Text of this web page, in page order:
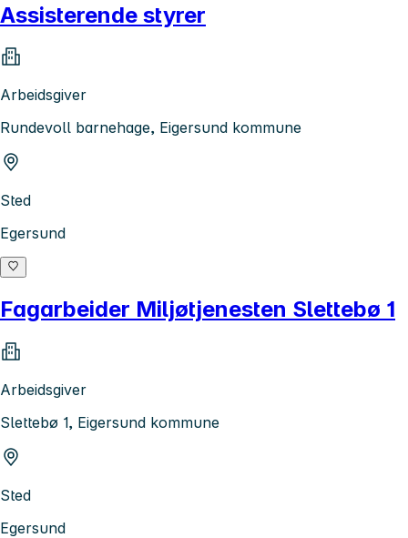
Assisterende styrer
Arbeidsgiver
Rundevoll barnehage, Eigersund kommune
Sted
Egersund
Fagarbeider Miljøtjenesten Slettebø 1
Arbeidsgiver
Slettebø 1, Eigersund kommune
Sted
Egersund